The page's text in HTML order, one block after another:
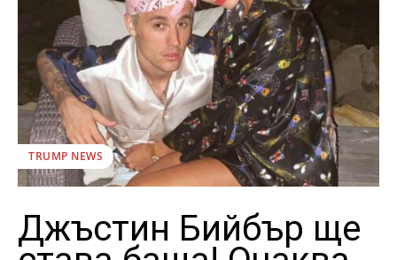
TRUMP NEWS
Джъстин Бийбър ще